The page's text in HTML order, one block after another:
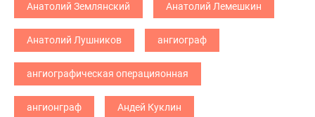
Анатолий Землянский Анатолий Лемешкин
Анатолий Лушников ангиограф
ангиографическая операцияонная
ангионграф Андей Куклин